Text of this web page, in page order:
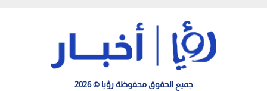
جميع الحقوق محفوظة رؤيا © 2026